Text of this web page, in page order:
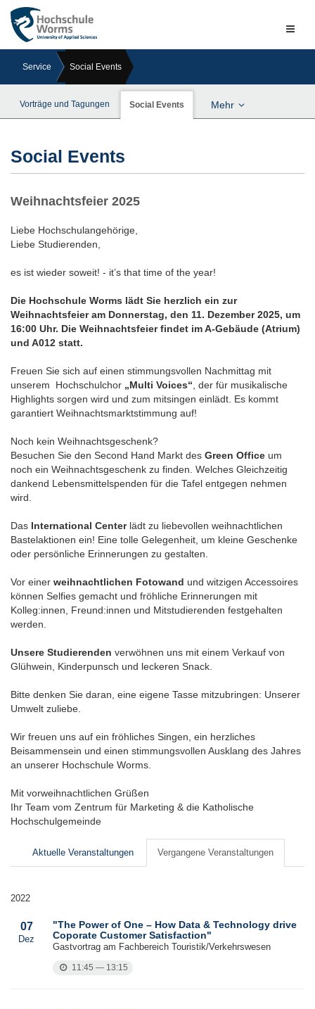
Service Social Events
Vorträge und Tagungen Social Events Mehr
Social Events
Weihnachtsfeier 2025
Liebe Hochschulangehörige,
Liebe Studierenden,
es ist wieder soweit! - it’s that time of the year!
Die Hochschule Worms lädt Sie herzlich ein zur
Weihnachtsfeier am Donnerstag, den 11. Dezember 2025, um
16:00 Uhr. Die Weihnachtsfeier findet im A-Gebäude (Atrium)
und A012 statt.
Freuen Sie sich auf einen stimmungsvollen Nachmittag mit
unserem Hochschulchor „Multi Voices“ , der für musikalische
Highlights sorgen wird und zum mitsingen einlädt. Es kommt
garantiert Weihnachtsmarktstimmung auf!
Noch kein Weihnachtsgeschenk?
Besuchen Sie den Second Hand Markt des Green Office um
noch ein Weihnachtsgeschenk zu finden. Welches Gleichzeitig
dankend Lebensmittelspenden für die Tafel entgegen nehmen
wird.
Das International Centerlädt zu liebevollen weihnachtlichen
Bastelaktionen ein! Eine tolle Gelegenheit, um kleine Geschenke
oder persönliche Erinnerungen zu gestalten.
Vor einer weihnachtlichen Fotowand und witzigen Accessoires
können Selfies gemacht und fröhliche Erinnerungen mit
Kolleg:innen, Freund:innen und Mitstudierenden festgehalten
werden.
Unsere Studierenden verwöhnen uns mit einem Verkauf von
Glühwein, Kinderpunsch und leckeren Snack.
Bitte denken Sie daran, eine eigene Tasse mitzubringen: Unserer
Umwelt zuliebe.
Wir freuen uns auf ein fröhliches Singen, ein herzliches
Beisammensein und einen stimmungsvollen Ausklang des Jahres
an unserer Hochschule Worms.
Mit vorweihnachtlichen Grüßen
Ihr Team vom Zentrum für Marketing & die Katholische
Hochschulgemeinde
Aktuelle Veranstaltungen Vergangene Veranstaltungen
2022
07
Dez
"The Power of One – How Data & Technology drive
Coporate Customer Satisfaction"
Gastvortrag am Fachbereich Touristik/Verkehrswesen
11:45 — 13:15